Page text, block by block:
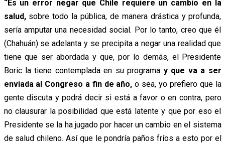
“Es un error negar que Chile requiere un cambio en la
salud,sobre todo la pública, de manera drástica y profunda,
sería amputar una necesidad social. Por lo tanto, creo que él
(Chahuán) se adelanta y se precipita a negar una realidad que
tiene que ser abordada y que, por lo demás, el Presidente
Boric la tiene contemplada en su programa y que va a ser
enviada al Congreso a fin de año,o sea, yo prefiero que la
gente discuta y podrá decir si está a favor o en contra, pero
no clausurar la posibilidad que está latente y que por eso el
Presidente se la ha jugado por hacer un cambio en el sistema
de salud chileno. Así que le pondría paños fríos a esto por el